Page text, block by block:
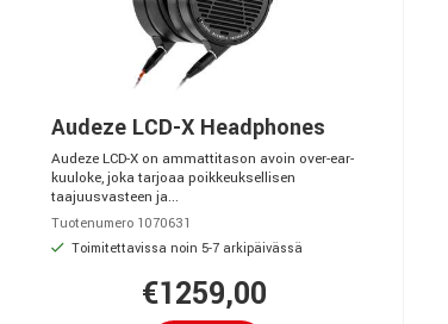
Audeze LCD-X Headphones
Audeze LCD-X on ammattitason avoin over-ear-
kuuloke, joka tarjoaa poikkeuksellisen
taajuusvasteen ja...
Tuotenumero 1070631
Toimitettavissa noin 5-7 arkipäivässä
€1259,00